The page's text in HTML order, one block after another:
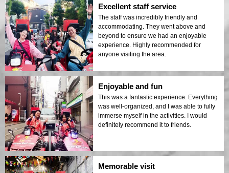
Excellent staff service
The staff was incredibly friendly and
accommodating. They went above and
beyond to ensure we had an enjoyable
experience. Highly recommended for
anyone visiting the area.
Enjoyable and fun
This was a fantastic experience. Everything
was well-organized, and I was able to fully
immerse myself in the activities. I would
definitely recommend it to friends.
Memorable visit